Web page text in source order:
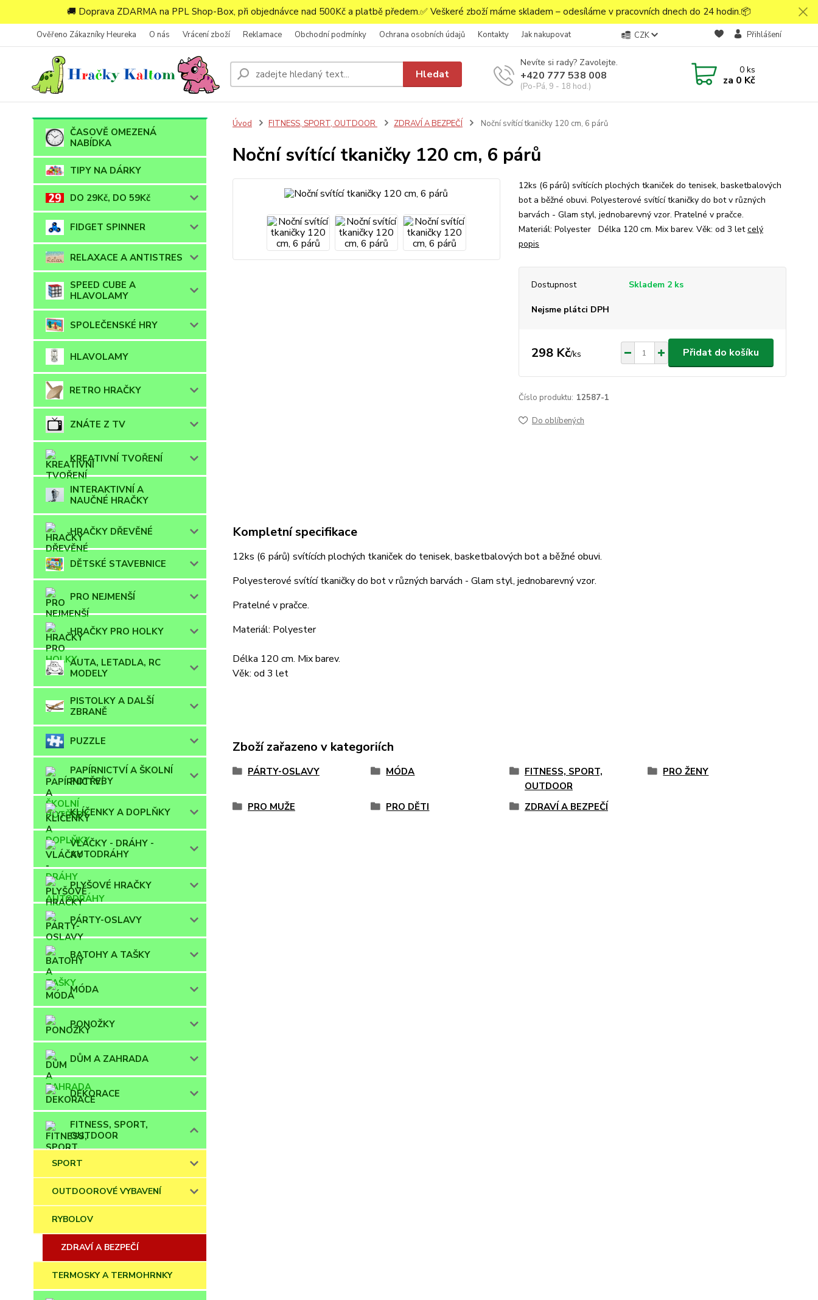
🚚 Doprava ZDARMA na PPL Shop-Box, při objednávce nad 500Kč a platbě předem.✅ Veškeré zboží máme skladem – odesíláme v pracovních dnech do 24 hodin.📦
Ověřeno Zákazníky Heureka O nás Vrácení zboží Reklamace Obchodní podmínky Ochrana osobních údajů Kontakty Jak nakupovat CZK Přihlášení
Hledat
Nevíte si rady? Zavolejte.
+420 777 538 008
(Po-Pá, 9 - 18 hod.)
0ks
za 0 Kč
ČASOVĚ OMEZENÁ
NABÍDKA
TIPY NA DÁRKY
DO 29Kč, DO 59Kč
FIDGET SPINNER
RELAXACE A ANTISTRES
SPEED CUBE A
HLAVOLAMY
SPOLEČENSKÉ HRY
HLAVOLAMY
RETRO HRAČKY
ZNÁTE Z TV
KREATIVNÍ TVOŘENÍ
INTERAKTIVNÍ A
NAUČNÉ HRAČKY
HRAČKY DŘEVĚNÉ
DĚTSKÉ STAVEBNICE
PRO NEJMENŠÍ
HRAČKY PRO HOLKY
AUTA, LETADLA, RC
MODELY
PISTOLKY A DALŠÍ
ZBRANĚ
PUZZLE
PAPÍRNICTVÍ A ŠKOLNÍ
POTŘEBY
KLÍČENKY A DOPLŇKY
VLÁČKY - DRÁHY -
AUTODRÁHY
PLYŠOVÉ HRAČKY
PÁRTY-OSLAVY
BATOHY A TAŠKY
MÓDA
PONOŽKY
DŮM A ZAHRADA
DEKORACE
FITNESS, SPORT,
OUTDOOR
SPORT
OUTDOOROVÉ VYBAVENÍ
RYBOLOV
ZDRAVÍ A BEZPEČÍ
TERMOSKY A TERMOHRNKY
Úvod FITNESS, SPORT, OUTDOOR ZDRAVÍ A BEZPEČÍ Noční svítící tkaničky 120 cm, 6 párů
Noční svítící tkaničky 120 cm, 6 párů
12ks (6 párů) svítících plochých tkaniček do tenisek, basketbalových
bot a běžné obuvi. Polyesterové svítící tkaničky do bot v různých
barvách - Glam styl, jednobarevný vzor. Pratelné v pračce.
Materiál: Polyester Délka 120 cm. Mix barev. Věk: od 3 letcelý
popis
Dostupnost Skladem 2 ks
Nejsme plátci DPH
298 Kč/ks Přidat do košíku
Číslo produktu: 12587-1
Do oblíbených
Kompletní specifikace
12ks (6 párů) svítících plochých tkaniček do tenisek, basketbalových bot a běžné obuvi.
Polyesterové svítící tkaničky do bot v různých barvách - Glam styl, jednobarevný vzor.
Pratelné v pračce.
Materiál: Polyester
Délka 120 cm. Mix barev.
Věk: od 3 let
Zboží zařazeno v kategoriích
PÁRTY-OSLAVY MÓDA
FITNESS, SPORT,
OUTDOOR
PRO ŽENY
PRO MUŽE PRO DĚTI ZDRAVÍ A BEZPEČÍ